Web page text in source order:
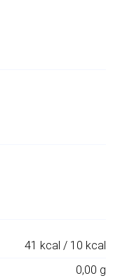
41 kcal / 10 kcal
0,00 g